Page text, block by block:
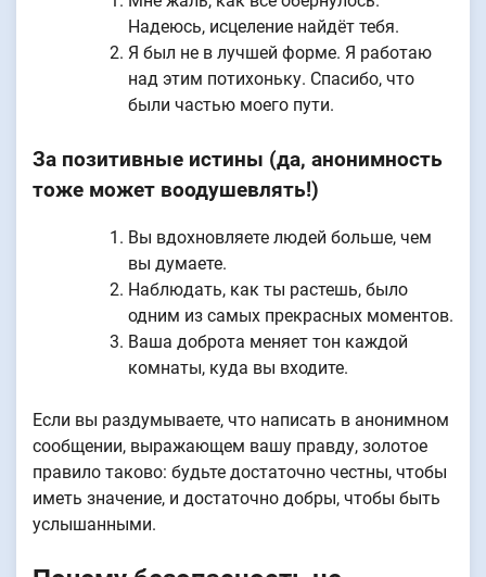
Надеюсь, исцеление найдёт тебя.
Я был не в лучшей форме. Я работаю
над этим потихоньку. Спасибо, что
были частью моего пути.
За позитивные истины (да, анонимность
тоже может воодушевлять!)
Вы вдохновляете людей больше, чем
вы думаете.
Наблюдать, как ты растешь, было
одним из самых прекрасных моментов.
Ваша доброта меняет тон каждой
комнаты, куда вы входите.
Если вы раздумываете, что написать в анонимном
сообщении, выражающем вашу правду, золотое
правило таково: будьте достаточно честны, чтобы
иметь значение, и достаточно добры, чтобы быть
услышанными.